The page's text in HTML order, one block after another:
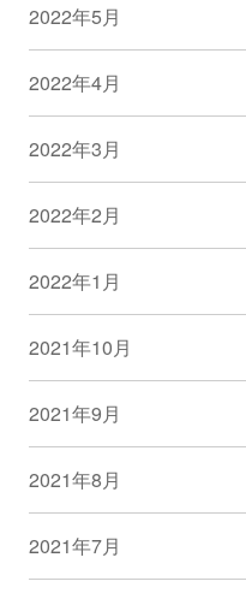
2022年5月
2022年4月
2022年3月
2022年2月
2022年1月
2021年10月
2021年9月
2021年8月
2021年7月